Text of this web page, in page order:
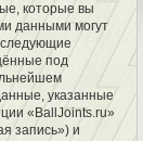
которые вы
данными могут
под
указанные
«BallJoints.ru»
запись») и